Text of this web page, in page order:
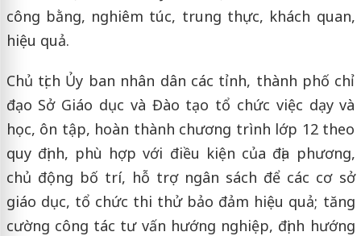
công bằng, nghiêm túc, trung thực, khách quan,
hiệu quả.
Chủ tịch Ủy ban nhân dân các tỉnh, thành phố chỉ
đạo Sở Giáo dục và Đào tạo tổ chức việc dạy và
học, ôn tập, hoàn thành chương trình lớp 12 theo
quy định, phù hợp với điều kiện của địa phương,
chủ động bố trí, hỗ trợ ngân sách để các cơ sở
giáo dục, tổ chức thi thử bảo đảm hiệu quả; tăng
cường công tác tư vấn hướng nghiệp, định hướng